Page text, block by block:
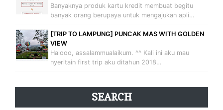
Banyaknya produk kartu kredit membuat begitu
banyak orang berupaya untuk mengajukan apli…
[TRIP TO LAMPUNG] PUNCAK MAS WITH GOLDEN
VIEW
Halooo, assalammualaikum. ^^ Kali ini aku mau
nyeritain first trip aku ditahun 2018…
SEARCH